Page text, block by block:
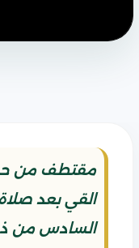
مقتطف من
القي بعد